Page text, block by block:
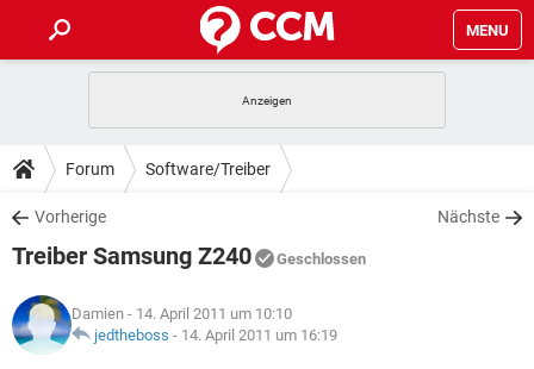
MENU
ANDROID IOS
WINDOWS 10
WHATSAPP TIKTOK
FACEBOOK
TIPPS & TRICKS
SPIELE
WHATSAPP TIKTOK
FACEBOOK
DOWNLOADS
SPIELE STREAMING
ANDROID
WINDOWS 10 INSTAGRAM
SPIELE STREAMING
ANDROID
LEXIKON
Forum Software/Treiber
Vorherige Nächste
Treiber Samsung Z240 Geschlossen
Damien - 14. April 2011 um 10:10
jedtheboss - 14. April 2011 um 16:19